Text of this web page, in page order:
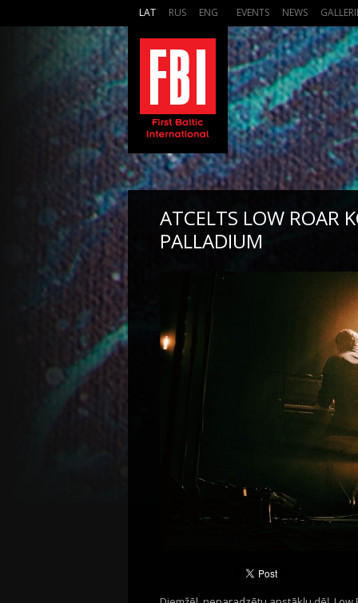
LAT RUS ENG EVENTS NEWS
ATCELTS LOW ROAR
PALLADIUM